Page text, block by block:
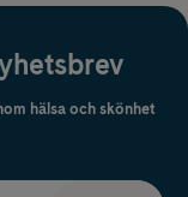
hälsa och skönhet